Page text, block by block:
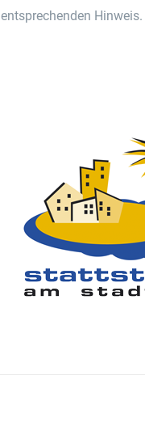
entsprechenden